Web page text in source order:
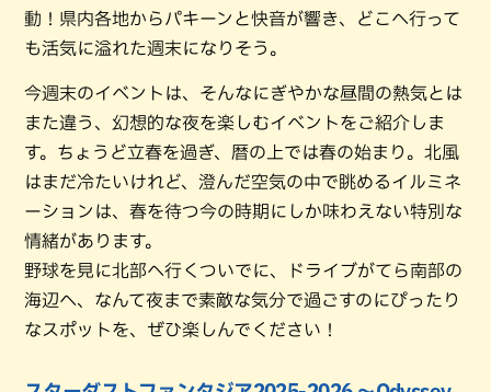
動！県内各地からパキーンと快音が響き、どこへ行って
も活気に溢れた週末になりそう。
今週末のイベントは、そんなにぎやかな昼間の熱気とは
また違う、幻想的な夜を楽しむイベントをご紹介しま
す。ちょうど立春を過ぎ、暦の上では春の始まり。北風
はまだ冷たいけれど、澄んだ空気の中で眺めるイルミネ
ーションは、春を待つ今の時期にしか味わえない特別な
情緒があります。
野球を見に北部へ行くついでに、ドライブがてら南部の
海辺へ、なんて夜まで素敵な気分で過ごすのにぴったり
なスポットを、ぜひ楽しんでください！